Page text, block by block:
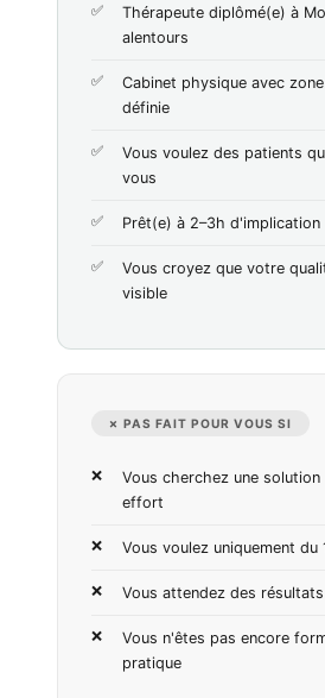
Thérapeute diplômé(e) à
alentours
Cabinet physique avec
définie
Vous voulez des patients
vous
Prêt(e) à 2–3h d'implication
Vous croyez que votre
visible
✗ PAS FAIT POUR VOUS SI
Vous cherchez une solution
effort
Vous voulez uniquement du
Vous attendez des
Vous n'êtes pas encore
pratique